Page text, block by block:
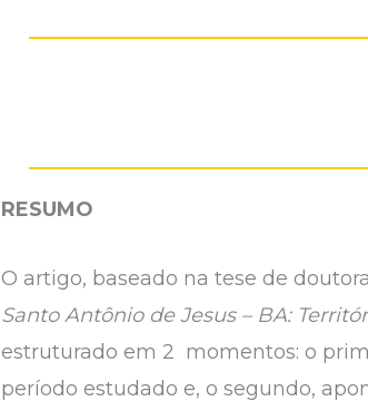
RESUMO
O artigo, baseado na tese de
Santo Antônio de Jesus – BA:
estruturado em 2 momentos: o
período estudado e, o segundo,